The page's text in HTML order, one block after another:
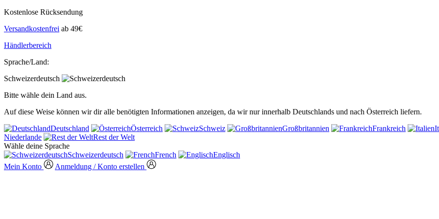
Kostenlose Rücksendung
Versandkostenfrei ab 49€
Händlerbereich
Sprache/Land:
Schweizerdeutsch
Bitte wähle dein Land aus.
Auf diese Weise können wir dir alle benötigten Informationen anzeigen, da wir nur innerhalb Deutschlands und nach Österreich liefern.
Deutschland
Österreich Schweiz Großbritannien Frankreich
Niederlande
Rest der Welt
Wähle deine Sprache
Schweizerdeutsch
French
Englisch
Mein Konto
Anmeldung / Konto erstellen